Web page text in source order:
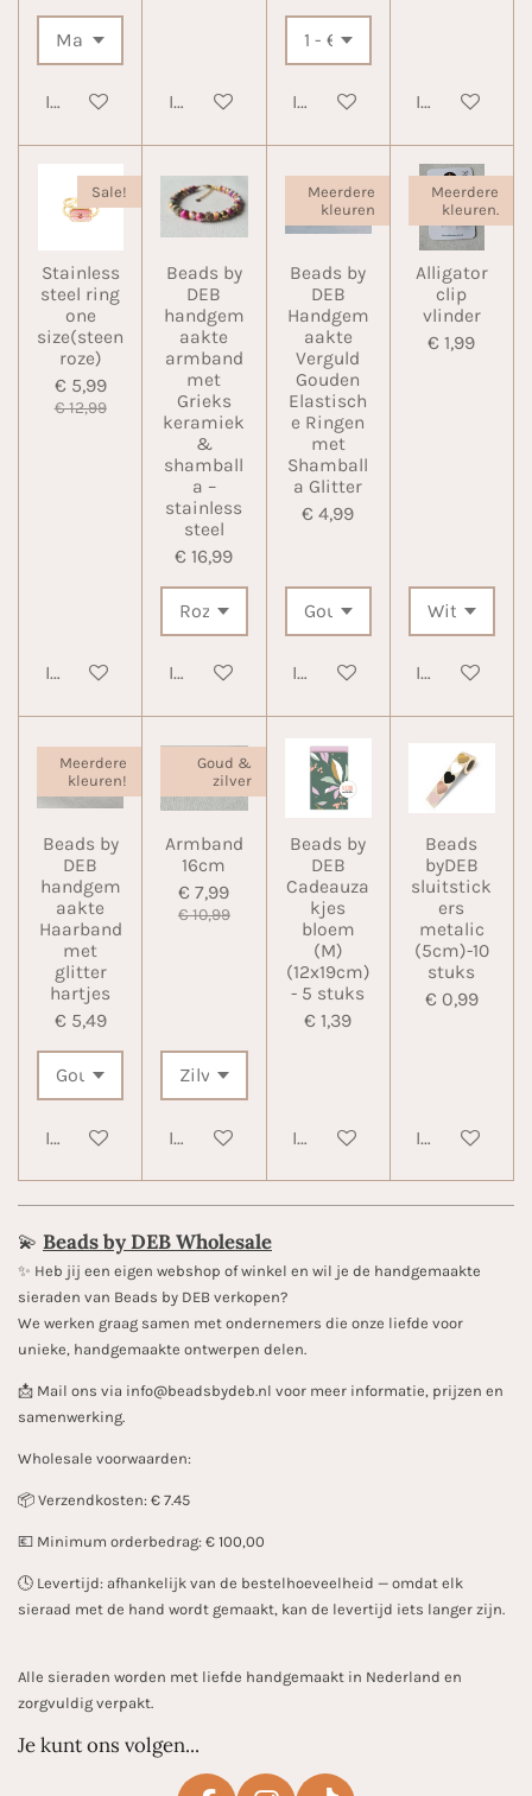
In winkelwagenIn winkelwagenIn winkelwagen
In
Sale!
Stainless
steel ring
one
size(steen
roze)
€ 5,99
€ 12,99
In winkelwagen
Beads by
DEB
handgem
aakte
armband
met
Grieks
keramiek
&
shamball
a –
stainless
steel
€ 16,99
In winkelwagen
Meerdere
kleuren
Beads by
DEB
Handgem
aakte
Verguld
Gouden
Elastisch
e Ringen
met
Shamball
a Glitter
€ 4,99
In winkelwagen
Meerdere
kleuren.
Alligator
clip
vlinder
€ 1,99
In
Meerdere
kleuren!
Beads by
DEB
handgem
aakte
Haarband
met
glitter
hartjes
€ 5,49
In winkelwagen
Goud &
zilver
Armband
16cm
€ 7,99
€ 10,99
In winkelwagen
Beads by
DEB
Cadeauza
kjes
bloem
(M)
(12x19cm)
- 5 stuks
€ 1,39
In winkelwagen
Beads
byDEB
sluitstick
ers
metalic
(5cm)-10
stuks
€ 0,99
In
💫 Beads by DEB Wholesale
✨️ Heb jij een eigen webshop of winkel en wil je de handgemaakte
sieraden van Beads by DEB verkopen?
We werken graag samen met ondernemers die onze liefde voor
unieke, handgemaakte ontwerpen delen.
📩 Mail ons via info@beadsbydeb.nl voor meer informatie, prijzen en
samenwerking.
Wholesale voorwaarden:
📦 Verzendkosten: € 7.45
💶 Minimum orderbedrag: € 100,00
🕓 Levertijd: afhankelijk van de bestelhoeveelheid — omdat elk
sieraad met de hand wordt gemaakt, kan de levertijd iets langer zijn.
Alle sieraden worden met liefde handgemaakt in Nederland en
zorgvuldig verpakt.
Je kunt ons volgen...